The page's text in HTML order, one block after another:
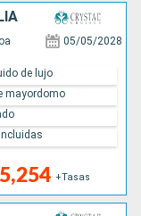
05/05/2028
+Tasas
de lujo
mayordomo